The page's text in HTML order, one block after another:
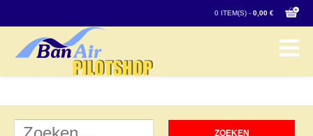
0 ITEM(S) - 0,00 €